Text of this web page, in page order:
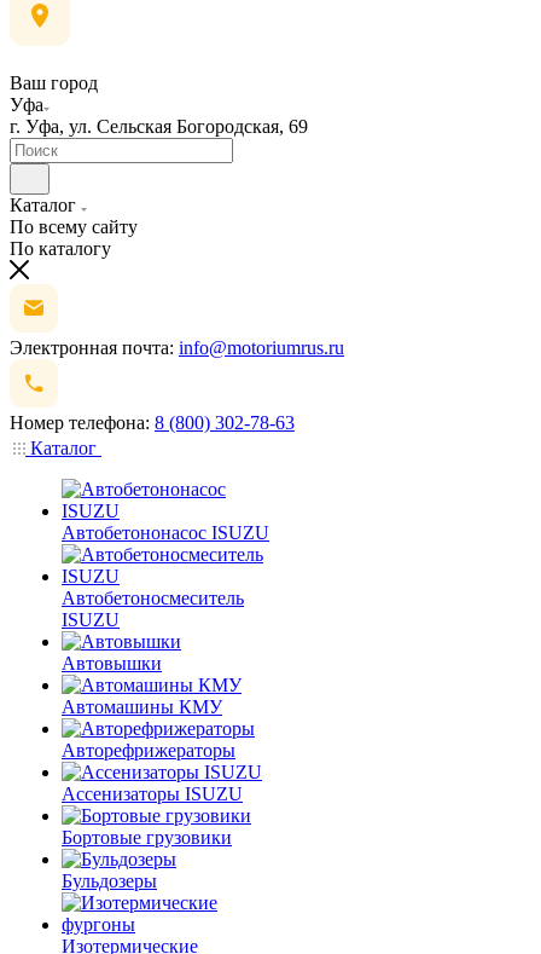
Ваш город
Уфа
г. Уфа, ул. Сельская Богородская, 69
Каталог
По всему сайту
По каталогу
Электронная почта: info@motoriumrus.ru
Номер телефона: 8 (800) 302-78-63
Каталог
Автобетононасос ISUZU
Автобетоносмеситель
ISUZU
Автовышки
Автомашины КМУ
Авторефрижераторы
Ассенизаторы ISUZU
Бортовые грузовики
Бульдозеры
Изотермические